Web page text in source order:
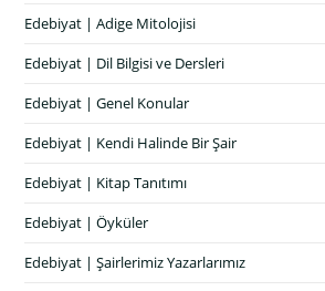
Edebiyat | Adige Mitolojisi
Edebiyat | Dil Bilgisi ve Dersleri
Edebiyat | Genel Konular
Edebiyat | Kendi Halinde Bir Şair
Edebiyat | Kitap Tanıtımı
Edebiyat | Öyküler
Edebiyat | Şairlerimiz Yazarlarımız